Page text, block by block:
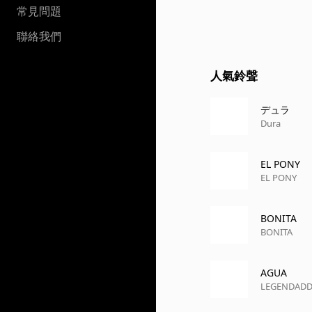
常見問題
聯絡我們
人氣鈴聲
デュラ
Dura
EL PONY
EL PONY
BONITA
BONITA
AGUA